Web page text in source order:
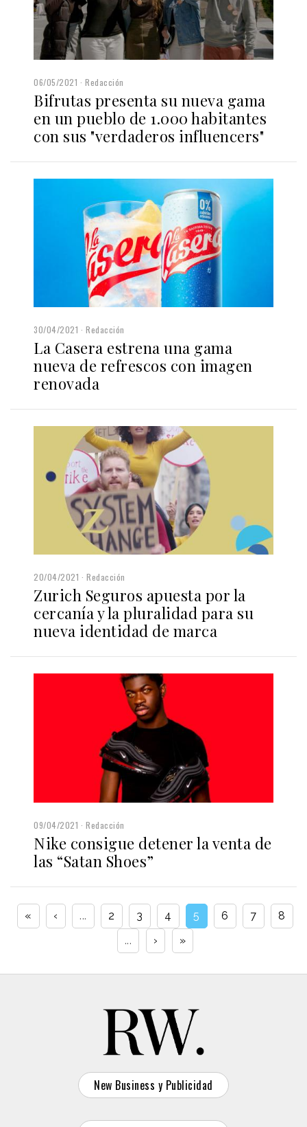
06/05/2021 Redacción
Bifrutas presenta su nueva gama
en un pueblo de 1.000 habitantes
con sus "verdaderos influencers"
30/04/2021 Redacción
La Casera estrena una gama
nueva de refrescos con imagen
renovada
20/04/2021 Redacción
Zurich Seguros apuesta por la
cercanía y la pluralidad para su
nueva identidad de marca
09/04/2021 Redacción
Nike consigue detener la venta de
las “Satan Shoes”
« ‹ ... 2 3 4 5 6 7
8
...
› »
New Business y Publicidad